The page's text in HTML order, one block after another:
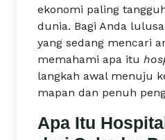
ekonomi paling
dunia. Bagi Anda
yang sedang mencari
memahami apa itu
langkah awal menuju
mapan dan penuh
Apa Itu